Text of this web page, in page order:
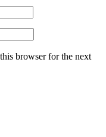
browser for the next